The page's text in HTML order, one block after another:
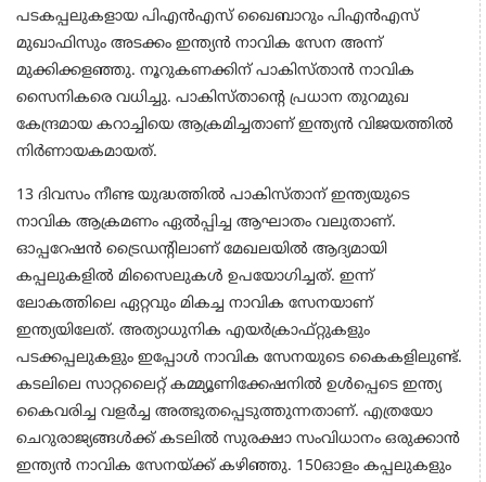
പടകപ്പലുകളായ പിഎന്‍എസ് ഖൈബാറും പിഎന്‍എസ്
മുഖാഫിസും അടക്കം ഇന്ത്യന്‍ നാവിക സേന അന്ന്
മുക്കിക്കളഞ്ഞു. നൂറുകണക്കിന് പാകിസ്താന്‍ നാവിക
സൈനികരെ വധിച്ചു. പാകിസ്താന്റെ പ്രധാന തുറമുഖ
കേന്ദ്രമായ കറാച്ചിയെ ആക്രമിച്ചതാണ് ഇന്ത്യന്‍ വിജയത്തില്‍
നിര്‍ണായകമായത്.
13 ദിവസം നീണ്ട യുദ്ധത്തില്‍ പാകിസ്താന് ഇന്ത്യയുടെ
നാവിക ആക്രമണം ഏല്‍പ്പിച്ച ആഘാതം വലുതാണ്.
ഓപ്പറേഷന്‍ ട്രൈഡന്റിലാണ് മേഖലയില്‍ ആദ്യമായി
കപ്പലുകളില്‍ മിസൈലുകള്‍ ഉപയോഗിച്ചത്. ഇന്ന്
ലോകത്തിലെ ഏറ്റവും മികച്ച നാവിക സേനയാണ്
ഇന്ത്യയിലേത്. അത്യാധുനിക എയര്‍ക്രാഫ്റ്റുകളും
പടക്കപ്പലുകളും ഇപ്പോള്‍ നാവിക സേനയുടെ കൈകളിലുണ്ട്.
കടലിലെ സാറ്റലൈറ്റ് കമ്മ്യൂണിക്കേഷനില്‍ ഉള്‍പ്പെടെ ഇന്ത്യ
കൈവരിച്ച വളര്‍ച്ച അത്ഭുതപ്പെടുത്തുന്നതാണ്. എത്രയോ
ചെറുരാജ്യങ്ങള്‍ക്ക് കടലില്‍ സുരക്ഷാ സംവിധാനം ഒരുക്കാന്‍
ഇന്ത്യന്‍ നാവിക സേനയ്ക്ക് കഴിഞ്ഞു. 150ഓളം കപ്പലുകളും